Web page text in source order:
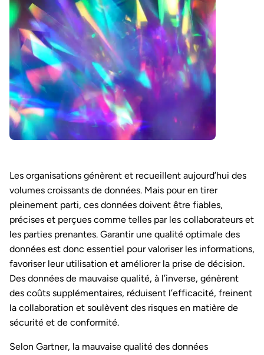
Les organisations génèrent et recueillent aujourd’hui des
volumes croissants de données. Mais pour en tirer
pleinement parti, ces données doivent être fiables,
précises et perçues comme telles par les collaborateurs et
les parties prenantes. Garantir une qualité optimale des
données est donc essentiel pour valoriser les informations,
favoriser leur utilisation et améliorer la prise de décision.
Des données de mauvaise qualité, à l’inverse, génèrent
des coûts supplémentaires, réduisent l’efficacité, freinent
la collaboration et soulèvent des risques en matière de
sécurité et de conformité.
Selon Gartner, la mauvaise qualité des données